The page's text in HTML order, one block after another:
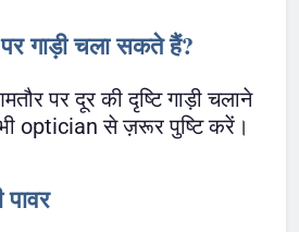
गाड़ी चला सकते हैं?
पर दूर की दृष्टि गाड़ी चलाने
optician से ज़रूर पुष्टि करें।